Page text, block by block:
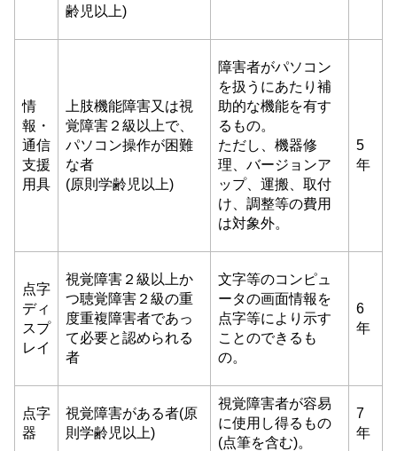
齢児以上)
情
報・
通信
支援
用具
上肢機能障害又は視
覚障害２級以上で、
パソコン操作が困難
な者
(原則学齢児以上)
障害者がパソコン
を扱うにあたり補
助的な機能を有す
るもの。
ただし、機器修
理、バージョンア
ップ、運搬、取付
け、調整等の費用
は対象外。
5
年
点字
ディ
スプ
レイ
視覚障害２級以上か
つ聴覚障害２級の重
度重複障害者であっ
て必要と認められる
者
文字等のコンピュ
ータの画面情報を
点字等により示す
ことのできるも
の。
6
年
点字
器
視覚障害がある者(原
則学齢児以上)
視覚障害者が容易
に使用し得るもの
(点筆を含む)。
7
年